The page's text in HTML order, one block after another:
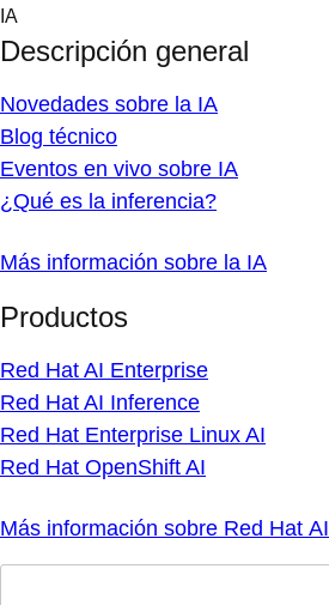
Skip
content
IA
Descripción general
Novedades sobre la IA
Blog técnico
Eventos en vivo sobre IA
¿Qué es la inferencia?
Más información sobre la IA
Productos
Red Hat AI Enterprise
Red Hat AI Inference
Red Hat Enterprise Linux AI
Red Hat OpenShift AI
Más información sobre Red Hat AI